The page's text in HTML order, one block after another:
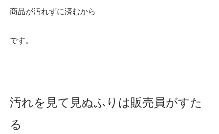
商品が汚れずに済むから
です。
汚れを見て見ぬふりは販売員がすた
る